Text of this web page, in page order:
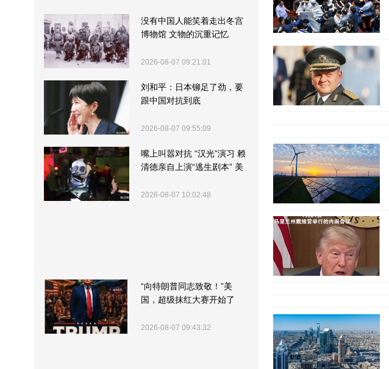
没有中国人能笑着走出冬宫
博物馆 文物的沉重记忆
2026-08-07 09:21:01
刘和平：日本铆足了劲，要
跟中国对抗到底
2026-08-07 09:55:09
嘴上叫嚣对抗 “汉光”演习 赖
清德亲自上演“逃生剧本” 美
2026-08-07 10:02:48
“向特朗普同志致敬！”美
国，超级抹红大赛开始了
2026-08-07 09:43:32